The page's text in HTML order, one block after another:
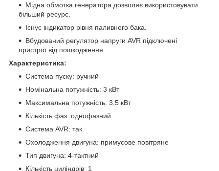
Мідна обмотка генератора дозволяє використовувати
більший ресурс.
Існує індикатор рівня паливного бака.
Вбудований регулятор напруги AVR підключені
пристрої від пошкодження.
Характеристика:
Система пуску: ручний
Номінальна потужність: 3 кВт
Максимальна потужність: 3,5 кВт
Кількість фаз: однофазний
Система AVR: так
Охолодження двигуна: примусове повітряне
Тип двигуна: 4-тактний
Кількість циліндрів: 1